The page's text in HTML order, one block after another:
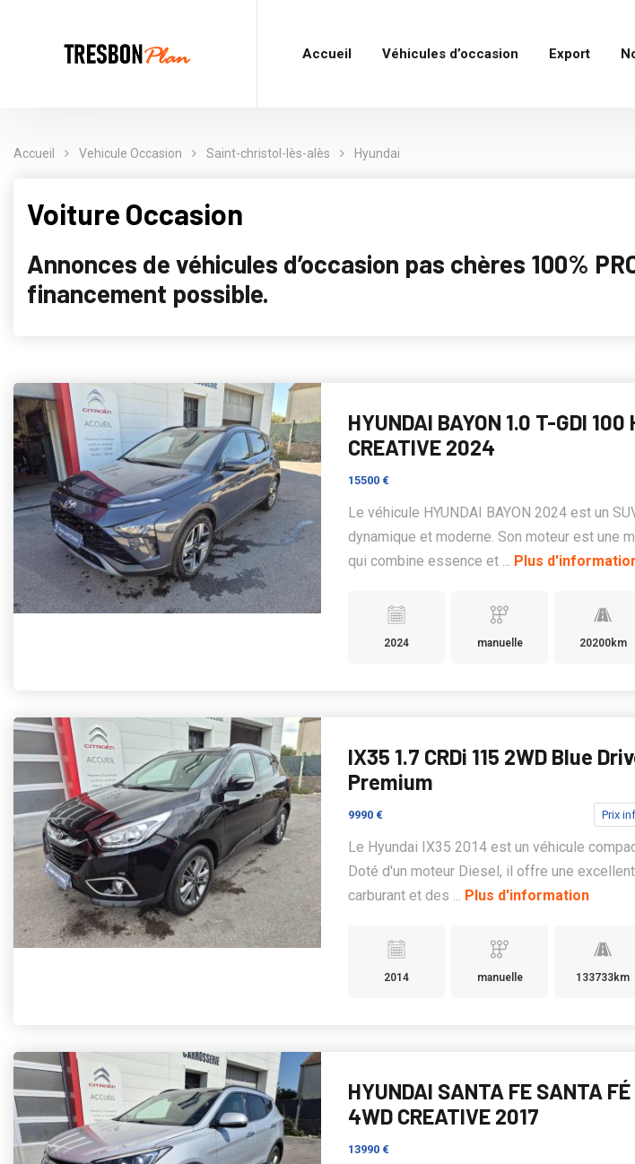
Accueil Véhicules d’occasion Export
Accueil Vehicule Occasion Saint-christol-lès-alès Hyundai
Voiture Occasion
Annonces de véhicules d’occasion pas chères 100%
financement possible.
HYUNDAI BAYON 1.0 T-GDI
CREATIVE 2024
15500 €
Le véhicule HYUNDAI BAYON 2024 est un
dynamique et moderne. Son moteur est une
qui combine essence et ... Plus
2024 manuelle 20200km
IX35 1.7 CRDi 115 2WD Blue
Premium
9990 € Prix
Le Hyundai IX35 2014 est un véhicule
Doté d'un moteur Diesel, il offre une
carburant et des ... Plus d'information
2014 manuelle 133733km
HYUNDAI SANTA FE SANTA
4WD CREATIVE 2017
13990 €